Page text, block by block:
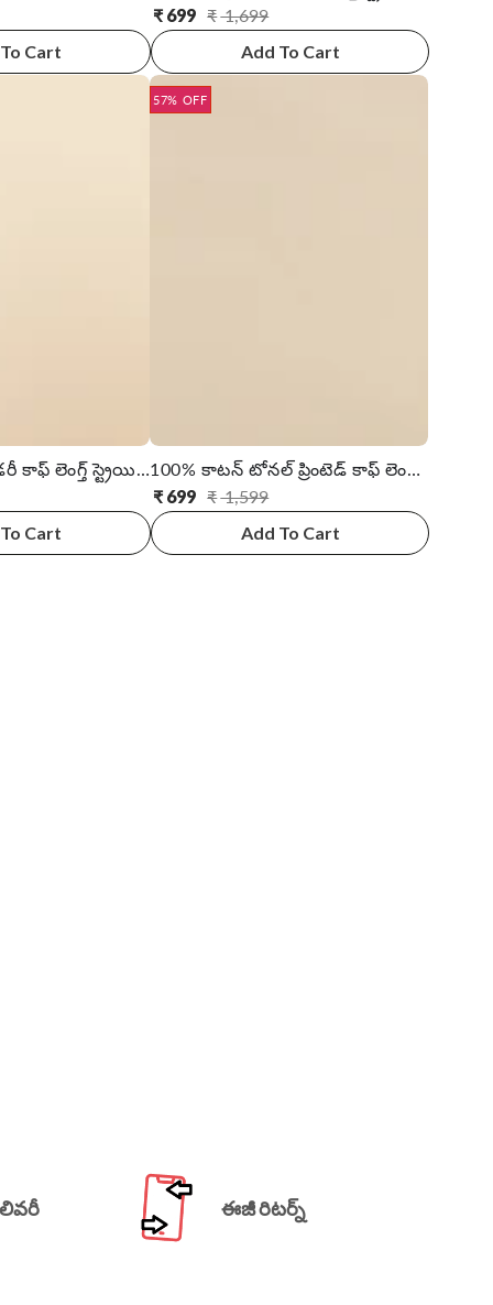
Cart
₹1,699
సాధారణ
అమ్ముడు
₹ 699
Add To Cart
రేయాన్ ఎంబ్రాయిడరీ కాఫ్ లెంగ్త్ స్ట్రెయిట్ కుర్తా
Cart
100% కాటన్ టోనల్ ప్రింటెడ్ కాఫ్ లెంగ్త్ టైర్డ్ కుర్తా
₹1,599
సాధారణ
అమ్ముడు
₹ 699
Add To Cart
57% OFF
ఈజీ రిటర్న్